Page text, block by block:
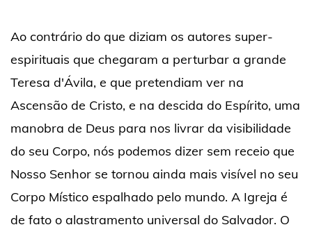
Ao contrário do que diziam os autores super-
espirituais que chegaram a perturbar a grande
Teresa d'Ávila, e que pretendiam ver na
Ascensão de Cristo, e na descida do Espírito, uma
manobra de Deus para nos livrar da visibilidade
do seu Corpo, nós podemos dizer sem receio que
Nosso Senhor se tornou ainda mais visível no seu
Corpo Místico espalhado pelo mundo. A Igreja é
de fato o alastramento universal do Salvador. O